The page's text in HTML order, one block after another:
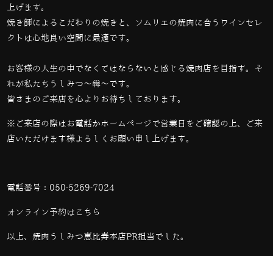
上げます。
焼き師によるこだわりの焼きと、ソムリエの焼肉に合うワインセレ
クトは心地良い空間に最適です。
お客様の人生の中でなくてはならないと感じる焼肉店を目指す。そ
れが私たちうしみつ～犇～です。
皆さまのご来店を心よりお待ちしております。
※ご来店の際はお電話かホームページで営業日をご確認の上、ご来
店いただけます様よろしくお願い申し上げます。
電話番号： 050-5269-7024
オンライン予約は こちら
以上、焼肉うしみつ恵比寿本店PR担当でした。